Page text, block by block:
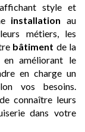
style et
installation au
métiers, les
bâtiment de la
améliorant le
en charge un
vos besoins.
connaître leurs
dans votre